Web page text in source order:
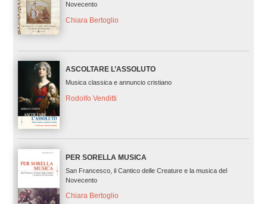
Novecento
Chiara Bertoglio
ASCOLTARE L’ASSOLUTO
Musica classica e annuncio cristiano
Rodolfo Venditti
PER SORELLA MUSICA
San Francesco, il Cantico delle Creature e la musica del
Novecento
Chiara Bertoglio